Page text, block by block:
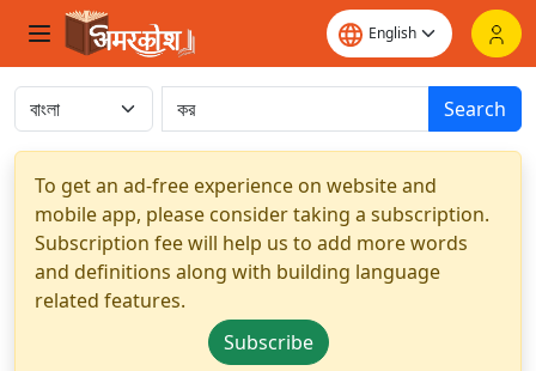
Search
To get an ad-free experience on website and
mobile app, please consider taking a subscription.
Subscription fee will help us to add more words
and definitions along with building language
related features.
Subscribe